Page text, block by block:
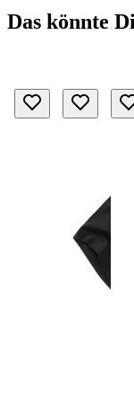
Das könnte